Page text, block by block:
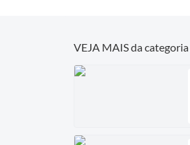
VEJA MAIS da categoria